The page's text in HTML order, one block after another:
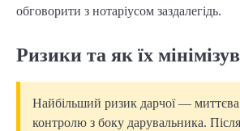
обговорити з нотаріусом заздалегідь.
Ризики та як їх
Найбільший ризик дарчої — миттєва
контролю з боку дарувальника. Після